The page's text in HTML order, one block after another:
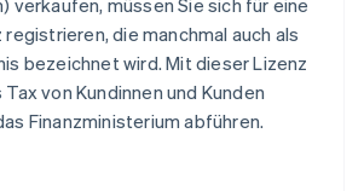
verkaufen, müssen Sie sich für eine
die manchmal auch als
bezeichnet wird. Mit dieser Lizenz
von Kundinnen und Kunden
Finanzministerium abführen.